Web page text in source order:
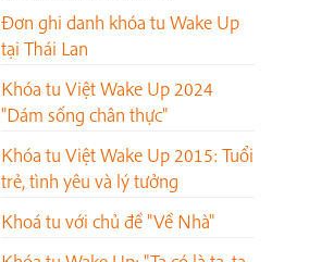
Đơn ghi danh khóa tu Wake Up
tại Thái Lan
Khóa tu Việt Wake Up 2024
"Dám sống chân thực"
Khóa tu Việt Wake Up 2015: Tuổi
trẻ, tình yêu và lý tưởng
Khoá tu với chủ đề "Về Nhà"